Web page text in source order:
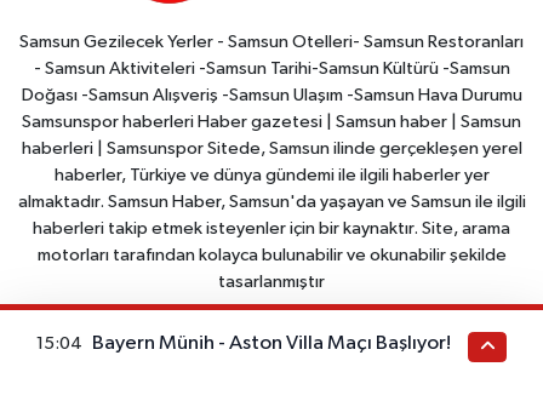
Samsun Gezilecek Yerler - Samsun Otelleri- Samsun Restoranları
- Samsun Aktiviteleri -Samsun Tarihi-Samsun Kültürü -Samsun
Doğası -Samsun Alışveriş -Samsun Ulaşım -Samsun Hava Durumu
Samsunspor haberleri Haber gazetesi | Samsun haber | Samsun
haberleri | Samsunspor Sitede, Samsun ilinde gerçekleşen yerel
haberler, Türkiye ve dünya gündemi ile ilgili haberler yer
almaktadır. Samsun Haber, Samsun'da yaşayan ve Samsun ile ilgili
haberleri takip etmek isteyenler için bir kaynaktır. Site, arama
motorları tarafından kolayca bulunabilir ve okunabilir şekilde
tasarlanmıştır
15:04 Bayern Münih - Aston Villa Maçı Başlıyor!